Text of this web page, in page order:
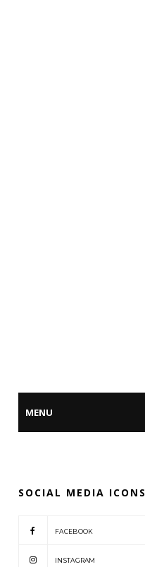
SOCIAL MEDIA ICONS
FACEBOOK
INSTAGRAM